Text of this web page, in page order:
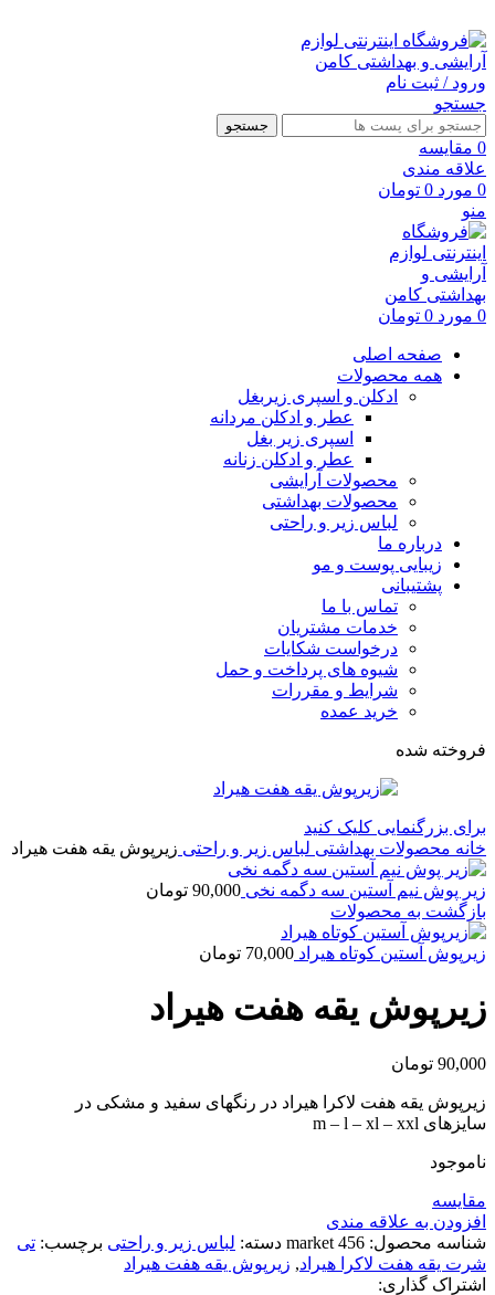
ورود / ثبت نام
جستجو
جستجو
0 مقايسه
علاقه مندی
0 مورد 0 تومان
منو
0 مورد 0 تومان
صفحه اصلی
همه محصولات
ادکلن و اسپری زیربغل
عطر و ادکلن مردانه
اسپری زیر بغل
عطر و ادکلن زنانه
محصولات آرایشی
محصولات بهداشتی
لباس زیر و راحتی
درباره ما
زیبایی پوست و مو
پشتیبانی
تماس با ما
خدمات مشتریان
درخواست شکایات
شیوه های پرداخت و حمل
شرایط و مقررات
خرید عمده
فروخته شده
برای بزرگنمایی کلیک کنید
خانه محصولات بهداشتی لباس زیر و راحتی زیرپوش یقه هفت هیراد
زیر پوش نیم آستین سه دگمه نخی 90,000 تومان
بازگشت به محصولات
زیرپوش آستین کوتاه هیراد 70,000 تومان
زیرپوش یقه هفت هیراد
90,000 تومان
زیرپوش یقه هفت لاکرا هیراد در رنگهای سفید و مشکی در
سایزهای m – l – xl – xxl
ناموجود
مقايسه
افزودن به علاقه مندی
شناسه محصول: market 456 دسته: لباس زیر و راحتی برچسب: تی
شرت یقه هفت لاکرا هیراد, زیرپوش یقه هفت هیراد
اشتراک گذاری: